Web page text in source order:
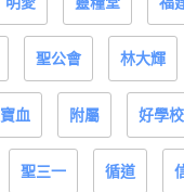
聖公會 林大輝
寶血 附屬 好學校
聖三一 循道